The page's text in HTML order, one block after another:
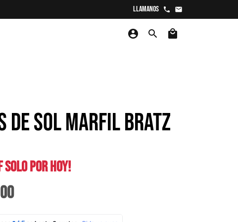
Llamanos phone email
account_circle search local_mall
DE SOL MARFIL BRATZ
POR HOY!